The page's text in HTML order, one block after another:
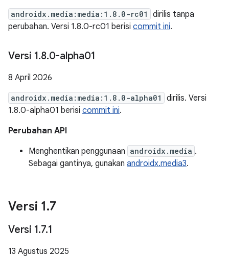
androidx.media:media:1.8.0-rc01
dirilis tanpa
perubahan. Versi 1.8.0-rc01 berisi commit ini.
Versi 1.8.0-alpha01
8 April 2026
androidx.media:media:1.8.0-alpha01
dirilis. Versi
1.8.0-alpha01 berisi commit ini.
Perubahan API
Menghentikan penggunaan androidx.media .
Sebagai gantinya, gunakan androidx.media3.
Versi 1.7
Versi 1.7.1
13 Agustus 2025